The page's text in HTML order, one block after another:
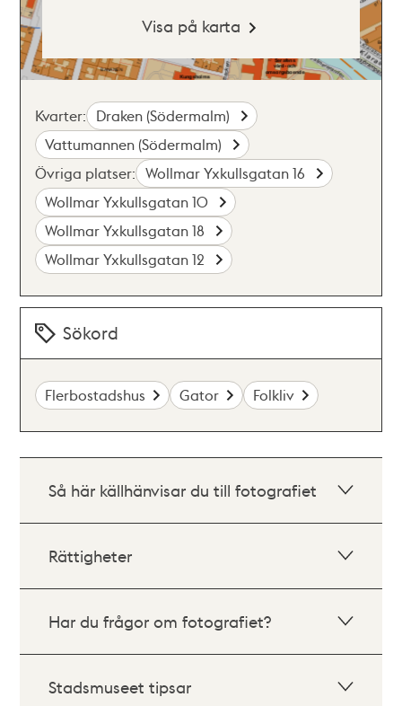
Visa på karta
Kvarter: Draken (Södermalm)
Vattumannen (Södermalm)
Övriga platser: Wollmar Yxkullsgatan 16
Wollmar Yxkullsgatan 10
Wollmar Yxkullsgatan 18
Wollmar Yxkullsgatan 12
Sökord
Flerbostadshus Gator Folkliv
Så här källhänvisar du till fotografiet
Rättigheter
Har du frågor om fotografiet?
Stadsmuseet tipsar